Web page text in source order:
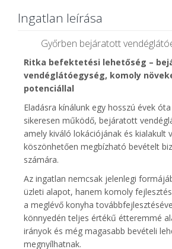
Ingatlan leírása
Győrben bejáratott
Ritka befektetési lehetőség –
vendéglátóegység, komoly
potenciállal
Eladásra kínálunk egy hosszú évek
sikeresen működő, bejáratott
amely kiváló lokációjának és kialakult
köszönhetően megbízható bevételt
számára.
Az ingatlan nemcsak jelenlegi
üzleti alapot, hanem komoly
a meglévő konyha
könnyedén teljes értékű étteremmé
irányok és még magasabb bevételi
megnyílhatnak.